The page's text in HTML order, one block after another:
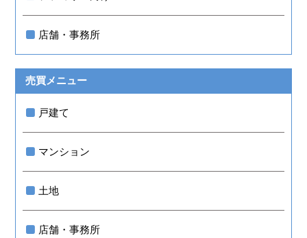
店舗・事務所
売買メニュー
戸建て
マンション
土地
店舗・事務所